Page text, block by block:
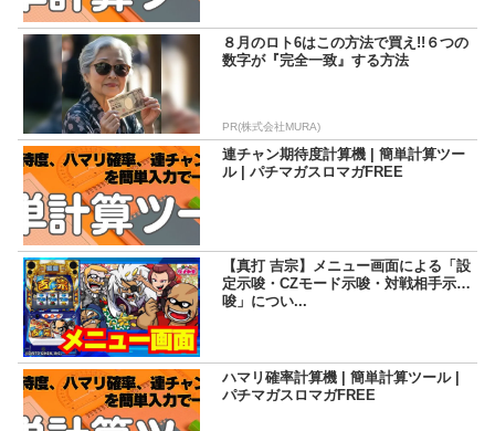
８月のロト6はこの方法で買え!!６つの
数字が『完全一致』する方法
PR(株式会社MURA)
連チャン期待度計算機 | 簡単計算ツー
ル | パチマガスロマガFREE
【真打 吉宗】メニュー画面による「設
定示唆・CZモード示唆・対戦相手示
唆」につい...
ハマリ確率計算機 | 簡単計算ツール |
パチマガスロマガFREE